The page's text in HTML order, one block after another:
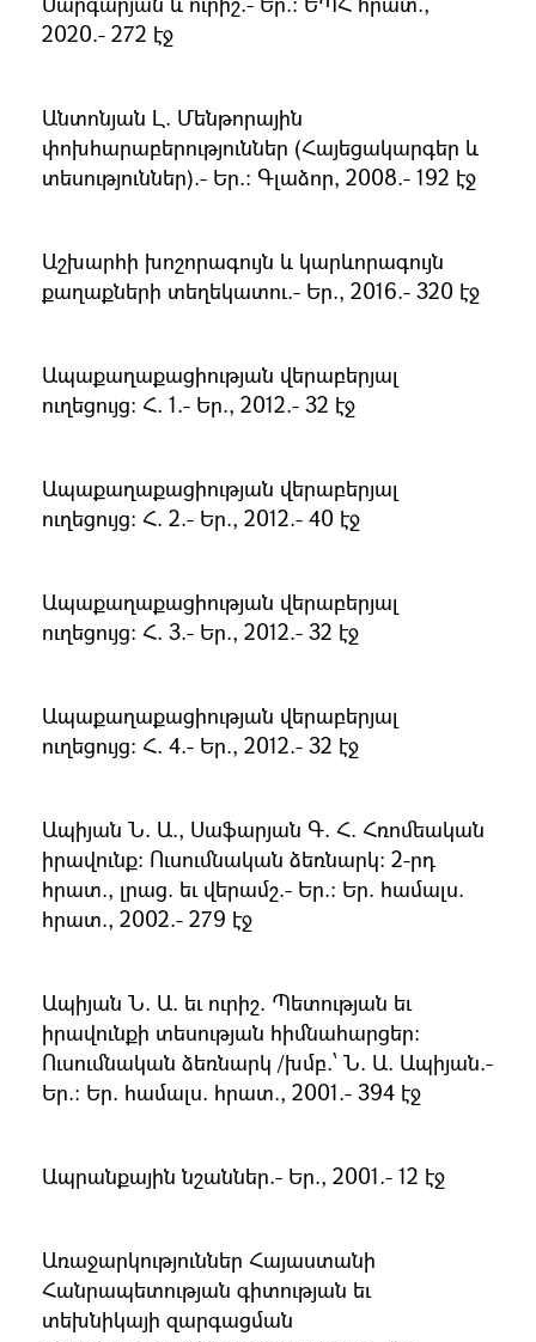
2020.- 272 էջ
Անտոնյան Լ. Մենթորային
փոխհարաբերություններ (Հայեցակարգեր և
տեսություններ).- Եր.։ Գլաձոր, 2008.- 192 էջ
Աշխարհի խոշորագույն և կարևորագույն
քաղաքների տեղեկատու.- Եր., 2016.- 320 էջ
Ապաքաղաքացիության վերաբերյալ
ուղեցույց։ Հ. 1.- Եր., 2012.- 32 էջ
Ապաքաղաքացիության վերաբերյալ
ուղեցույց։ Հ. 2.- Եր., 2012.- 40 էջ
Ապաքաղաքացիության վերաբերյալ
ուղեցույց։ Հ. 3.- Եր., 2012.- 32 էջ
Ապաքաղաքացիության վերաբերյալ
ուղեցույց։ Հ. 4.- Եր., 2012.- 32 էջ
Ապիյան Ն. Ա., Սաֆարյան Գ. Հ. Հռոմեական
իրավունք։ Ուսումնական ձեռնարկ։ 2-րդ
հրատ., լրաց. եւ վերամշ.- Եր.։ Եր. համալս.
հրատ., 2002.- 279 էջ
Ապիյան Ն. Ա. եւ ուրիշ. Պետության եւ
իրավունքի տեսության հիմնահարցեր։
Ուսումնական ձեռնարկ /խմբ.՝ Ն. Ա. Ապիյան.-
Եր.։ Եր. համալս. հրատ., 2001.- 394 էջ
Ապրանքային նշաններ.- Եր., 2001.- 12 էջ
Առաջարկություններ Հայաստանի
Հանրապետության գիտության եւ
տեխնիկայի զարգացման